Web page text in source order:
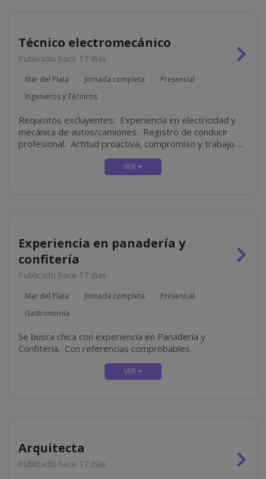
Técnico electromecánico
Publicado hace 17 días
Mar del Plata Jornada completa
Presencial
Ingenieros y Técnicos
Requisitos excluyentes: Experiencia en electricidad y
mecánica de autos/camiones. Registro de conducir
profesional. Actitud proactiva, compromiso y trabajo en
equipo. Disponibilidad full-time.
Experiencia en panadería y
confitería
Publicado hace 17 días
Mar del Plata Jornada completa
Presencial
Gastronomía
Se busca chica con experiencia en Panadería y
Confitería. Con referencias comprobables.
Arquitecta
Publicado hace 17 días